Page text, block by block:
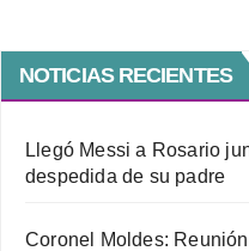
NOTICIAS RECIENTES
Llegó Messi a Rosario
despedida de su padre
Coronel Moldes: